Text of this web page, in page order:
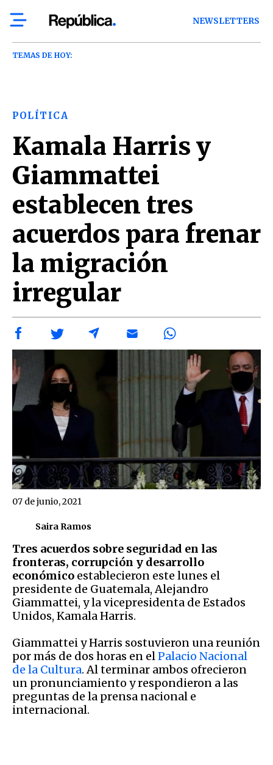
NEWSLETTERS
TEMAS DE HOY:
POLÍTICA
Kamala Harris y
Giammattei
establecen tres
acuerdos para frenar
la migración
irregular
Saira Ramos
07 de junio, 2021
Tres acuerdos sobre seguridad en las
fronteras, corrupción y desarrollo
económico establecieron este lunes el
presidente de Guatemala, Alejandro
Giammattei, y la vicepresidenta de Estados
Unidos, Kamala Harris.
Giammattei y Harris sostuvieron una reunión
por más de dos horas en elPalacio Nacional
de la Cultura. Al terminar ambos ofrecieron
un pronunciamiento y respondieron a las
preguntas de la prensa nacional e
internacional.